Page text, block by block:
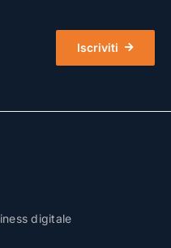
Iscriviti
digitale